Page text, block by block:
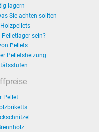
lagern
Sie achten sollten
sein?
Pellets
Pelletsheizung
Pellet